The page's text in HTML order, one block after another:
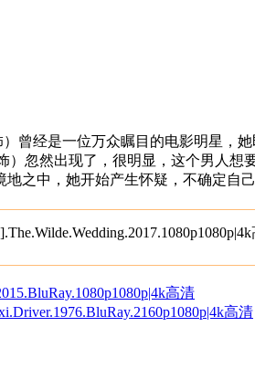
是一位万众瞩目的电影明星，她即
）忽然出现了，很明显，这个男人想
之中，她开始产生怀疑，不确定
高清
高清